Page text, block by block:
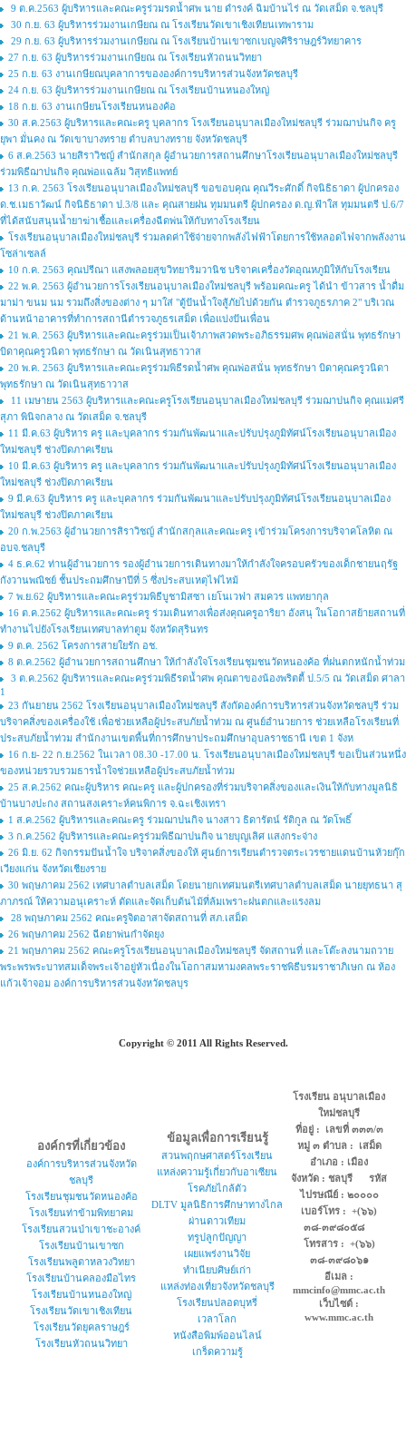
9 ต.ค.2563 ผู้บริหารและคณะครูร่วมรดน้ำศพ นาย ดำรงค์ ฉิมบ้านไร่ ณ วัดเสม็ด จ.ชลบุรี
30 ก.ย. 63 ผู้บริหารร่วมงานเกษียณ ณ โรงเรียนวัดเขาเชิงเทียนเทพาราม
29 ก.ย. 63 ผู้บริหารร่วมงานเกษียณ ณ โรงเรียนบ้านเขาซกเบญจศิริราษฎร์วิทยาคาร
27 ก.ย. 63 ผู้บริหารร่วมงานเกษียณ ณ โรงเรียนหัวถนนวิทยา
25 ก.ย. 63 งานเกษียณบุคลาการขององค์การบริหารส่วนจังหวัดชลบุรี
24 ก.ย. 63 ผู้บริหารร่วมงานเกษียณ ณ โรงเรียนบ้านหนองใหญ่
18 ก.ย. 63 งานเกษียนโรงเรียนหนองค้อ
30 ส.ค.2563 ผู้บริหารและคณะครู บุคลากร โรงเรียนอนุบาลเมืองใหม่ชลบุรี ร่วมฌาปนกิจ ครู
ยุพา มั่นคง ณ วัดเขาบางทราย ตำบลบางทราย จังหวัดชลบุรี
6 ส.ค.2563 นายสิราวิชญ์ สำนักสกุล ผู้อำนวยการสถานศึกษาโรงเรียนอนุบาลเมืองใหม่ชลบุรี
ร่วมพิธีฌาปนกิจ คุณพ่อแฉล้ม วิสุทธิแพทย์
13 ก.ค. 2563 โรงเรียนอนุบาลเมืองใหม่ชลบุรี ขอขอบคุณ คุณวีระศักดิ์ กิจนิธิธาดา ผู้ปกครอง
ด.ช.เมธาวัฒน์ กิจนิธิธาดา ป.3/8 และ คุณสายฝน ทุมมนตรี ผู้ปกครอง ด.ญ.ฟ้าใส ทุมมนตรี ป.6/7
ที่ได้สนับสนุนน้ำยาฆ่าเชื้อและเครื่องฉีดพ่นให้กับทางโรงเรียน
โรงเรียนอนุบาลเมืองใหม่ชลบุรี ร่วมลดค่าใช้จ่ายจากพลังไฟฟ้าโดยการใช้หลอดไฟจากพลังงาน
โซล่าเซลล์
10 ก.ค. 2563 คุณปรีณา แสงพลอยสุขวิทยาริมวานิช บริจาคเครื่องวัดอุณหภูมิให้กับโรงเรียน
22 พ.ค. 2563 ผู้อำนวยการโรงเรียนอนุบาลเมืองใหม่ชลบุรี พร้อมคณะครู ได้นำ ข้าวสาร น้ำดื่ม
มาม่า ขนม นม รวมถึงสิ่งของต่าง ๆ มาใส่ "ตู้ปันน้ำใจสู้ภัยไปด้วยกัน ตำรวจภูธรภาค 2" บริเวณ
ด้านหน้าอาคารที่ทำการสถานีตำรวจภูธรเสม็ด เพื่อแบ่งปันเพื่อน
21 พ.ค. 2563 ผู้บริหารและคณะครูร่วมเป็นเจ้าภาพสวดพระอภิธรรมศพ คุณพ่อสนั่น พุทธรักษา
บิดาคุณครูวนิดา พุทธรักษา ณ วัดเนินสุทธาวาส
20 พ.ค. 2563 ผู้บริหารและคณะครูร่วมพิธีรดน้ำศพ คุณพ่อสนั่น พุทธรักษา บิดาคุณครูวนิดา
พุทธรักษา ณ วัดเนินสุทธาวาส
11 เมษายน 2563 ผู้บริหารและคณะครูโรงเรียนอนุบาลเมืองใหม่ชลบุรี ร่วมฌาปนกิจ คุณแม่ศรี
สุภา พินิจกลาง ณ วัดเสม็ด จ.ชลบุรี
11 มี.ค.63 ผู้บริหาร ครู และบุคลากร ร่วมกันพัฒนาและปรับปรุงภูมิทัศน์โรงเรียนอนุบาลเมือง
ใหม่ชลบุรี ช่วงปิดภาคเรียน
10 มี.ค.63 ผู้บริหาร ครู และบุคลากร ร่วมกันพัฒนาและปรับปรุงภูมิทัศน์โรงเรียนอนุบาลเมือง
ใหม่ชลบุรี ช่วงปิดภาคเรียน
9 มี.ค.63 ผู้บริหาร ครู และบุคลากร ร่วมกันพัฒนาและปรับปรุงภูมิทัศน์โรงเรียนอนุบาลเมือง
ใหม่ชลบุรี ช่วงปิดภาคเรียน
20 ก.พ.2563 ผู้อำนวยการสิราวิชญ์ สำนักสกุลและคณะครู เข้าร่วมโครงการบริจาคโลหิต ณ
อบจ.ชลบุรี
4 ธ.ค.62 ท่านผู้อำนวยการ รองผู้อำนวยการเดินทางมาให้กำลังใจครอบครัวของเด็กชายนฤรัฐ
กังวานพณิชย์ ชั้นประถมศึกษาปีที่ 5 ซึ่งประสบเหตุไฟไหม้
7 พ.ย.62 ผู้บริหารและคณะครูร่วมพิธีบูชามิสซา เยโนเวฟา สมควร แพทยากุล
16 ต.ค.2562 ผู้บริหารและคณะครู ร่วมเดินทางเพื่อส่งคุณครูอาริยา อังสนุ ในโอกาสย้ายสถานที่
ทำงานไปยังโรงเรียนเทศบาลท่าตูม จังหวัดสุรินทร
9 ต.ค. 2562 โครงการสายใยรัก อช.
8 ต.ค.2562 ผู้อำนวยการสถานศึกษา ให้กำลังใจโรงเรียนชุมชนวัดหนองค้อ ที่ฝนตกหนักน้ำท่วม
3 ต.ค.2562 ผู้บริหารและคณะครูร่วมพิธีรดน้ำศพ คุณตาของน้องพริตตี้ ป.5/5 ณ วัดเสม็ด ศาลา
1
23 กันยายน 2562 โรงเรียนอนุบาลเมืองใหม่ชลบุรี สังกัดองค์การบริหารส่วนจังหวัดชลบุรี ร่วม
บริจาคสิ่งของเครื่องใช้ เพื่อช่วยเหลือผู้ประสบภัยน้ำท่วม ณ ศูนย์อำนวยการ ช่วยเหลือโรงเรียนที่
ประสบภัยน้ำท่วม สำนักงานเขตพื้นที่การศึกษาประถมศึกษาอุบลราชธานี เขต 1 จังห
16 ก.ย- 22 ก.ย.2562 ในเวลา 08.30 -17.00 น. โรงเรียนอนุบาลเมืองใหม่ชลบุรี ขอเป็นส่วนหนึ่ง
ของหน่วยรวบรวมธารน้ำใจช่วยเหลือผู้ประสบภัยน้ำท่วม
25 ส.ค.2562 คณะผู้บริหาร คณะครู และผู้ปกครองที่ร่วมบริจาคสิ่งของและเงินให้กับทางมูลนิธิ
บ้านบางปะกง สถานสงเคราะห์คนพิการ จ.ฉะเชิงเทรา
1 ส.ค.2562 ผู้บริหารและคณะครู ร่วมฌาปนกิจ นางสาว ธิดารัตน์ รัติกูล ณ วัดโพธิ์
3 ก.ค.2562 ผู้บริหารและคณะครูร่วมพิธีฌาปนกิจ นายบุญเลิศ แสงกระจ่าง
26 มิ.ย. 62 กิจกรรมปันน้ำใจ บริจาคสิ่งของให้ ศูนย์การเรียนตำรวจตระเวรชายแดนบ้านห้วยกุ๊ก
เวียงแก่น จังหวัดเชียงราย
30 พฤษภาคม 2562 เทศบาลตำบลเสม็ด โดยนายกเทศมนตรีเทศบาลตำบลเสม็ด นายยุทธนา สุ
ภาภรณ์ ให้ความอนุเคราะห์ ตัดและจัดเก็บต้นไม้ที่ล้มเพราะฝนตกและแรงลม
28 พฤษภาคม 2562 คณะครูจิตอาสาจัดสถานที่ สภ.เสม็ด
26 พฤษภาคม 2562 ฉีดยาพ่นกำจัดยุง
21 พฤษภาคม 2562 คณะครูโรงเรียนอนุบาลเมืองใหม่ชลบุรี จัดสถานที่ และโต๊ะลงนามถวาย
พระพรพระบาทสมเด็จพระเจ้าอยู่หัวเนื่องในโอกาสมหามงคลพระราชพิธีบรมราชาภิเษก ณ ห้อง
แก้วเจ้าจอม องค์การบริหารส่วนจังหวัดชลบุร
Copyright © 2011 All Rights Reserved.
องค์กรที่เกี่ยวข้อง
องค์การบริหารส่วนจังหวัด
ชลบุรี
โรงเรียนชุมชนวัดหนองค้อ
โรงเรียนท่าข้ามพิทยาคม
โรงเรียนสวนป่าเขาชะอางค์
โรงเรียนบ้านเขาซก
โรงเรียนพลูตาหลวงวิทยา
โรงเรียนบ้านคลองมือไทร
โรงเรียนบ้านหนองใหญ่
โรงเรียนวัดเขาเชิงเทียน
โรงเรียนวัดยุคลราษฎร์
โรงเรียนหัวถนนวิทยา
ข้อมูลเพื่อการเรียนรู้
สวนพฤกษศาสตร์โรงเรียน
แหล่งความรู้เกี่ยวกับอาเซียน
โรคภัยไกล้ตัว
DLTV มูลนิธิการศึกษาทางไกล
ผ่านดาวเทียม
ทรูปลูกปัญญา
เผยแพร่งานวิจัย
ทำเนียบศิษย์เก่า
แหล่งท่องเที่ยวจังหวัดชลบุรี
โรงเรียนปลอดบุหรี่
เวลาโลก
หนังสือพิมพ์ออนไลน์
เกร็ดความรู้
โรงเรียน อนุบาลเมือง
ใหม่ชลบุรี
ที่อยู่ : เลขที่ ๓๓๓/๓
หมู่ ๓ ตำบล : เสม็ด
อำเภอ : เมือง
จังหวัด : ชลบุรี รหัส
ไปรษณีย์ : ๒๐๐๐๐
เบอร์โทร : +(๖๖)
๓๘-๓๙๘๐๕๘
โทรสาร : +(๖๖)
๓๘-๓๙๘๐๖๑
อีเมล :
mmcinfo@mmc.ac.th
เว็บไซต์ :
www.mmc.ac.th